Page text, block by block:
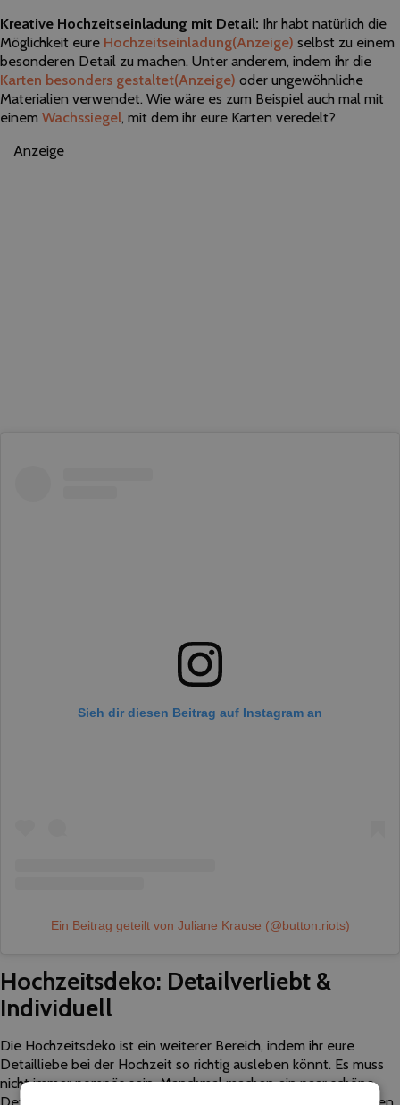
Kreative Hochzeitseinladung mit Detail: Ihr habt natürlich die
Möglichkeit eure Hochzeitseinladung(Anzeige) selbst zu einem
besonderen Detail zu machen. Unter anderem, indem ihr die
Karten besonders gestaltet(Anzeige) oder ungewöhnliche
Materialien verwendet. Wie wäre es zum Beispiel auch mal mit
einem Wachssiegel, mit dem ihr eure Karten veredelt?
Anzeige
Sieh dir diesen Beitrag auf Instagram an
Ein Beitrag geteilt von Juliane Krause (@button.riots)
Hochzeitsdeko: Detailverliebt &
Individuell
Die Hochzeitsdeko ist ein weiterer Bereich, indem ihr eure
Detailliebe bei der Hochzeit so richtig ausleben könnt. Es muss
nicht immer pompös sein. Manchmal machen ein paar schöne